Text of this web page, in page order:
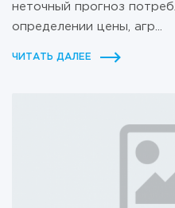
неточный прогноз
определении цены, агр...
ЧИТАТЬ ДАЛЕЕ